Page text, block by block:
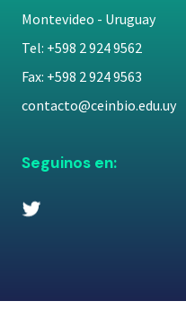
Montevideo - Uruguay
Tel: +598 2 924 9562
Fax: +598 2 924 9563
contacto@ceinbio.edu.uy
Seguinos en: